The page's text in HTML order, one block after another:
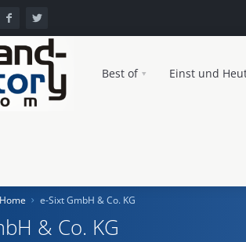
Best of Einst und
Home e-Sixt GmbH & Co. KG
& Co. KG